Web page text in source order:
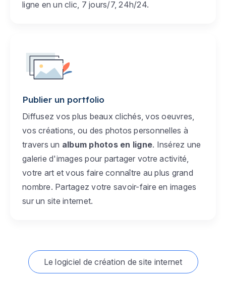
ligne en un clic, 7 jours/7, 24h/24.
Publier un portfolio
Diffusez vos plus beaux clichés, vos oeuvres,
vos créations, ou des photos personnelles à
travers un album photos en ligne. Insérez une
galerie d'images pour partager votre activité,
votre art et vous faire connaître au plus grand
nombre. Partagez votre savoir-faire en images
sur un site internet.
Le logiciel de création de site internet